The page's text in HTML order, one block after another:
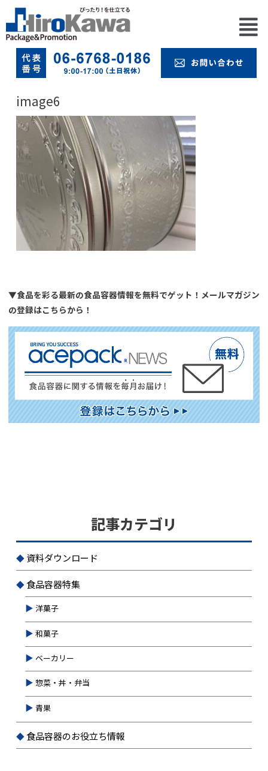
image6
▼食品を彩る最新の食品容器情報を無料でゲット！メールマガジン
の登録はこちらから！
記事カテゴリ
資料ダウンロード
食品容器特集
洋菓子
和菓子
ベーカリー
惣菜・丼・弁当
青果
食品容器のお役立ち情報